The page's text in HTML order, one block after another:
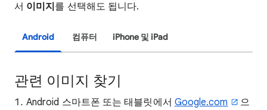
서 이미지 를 선택해도 됩니다.
Android 컴퓨터 iPhone 및 iPad
관련 이미지 찾기
Android 스마트폰 또는 태블릿에서 Google.com
으